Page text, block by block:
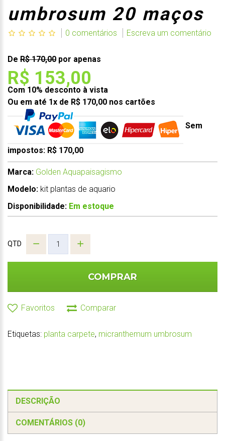
umbrosum 20 maços
0 comentários Escreva um comentário
De R$ 170,00 por apenas
R$ 153,00
Com 10% desconto à vista
Ou em até 1x de R$ 170,00 nos cartões
Sem
impostos: R$ 170,00
Marca: Golden Aquapaisagismo
Modelo: kit plantas de aquario
Disponibilidade: Em estoque
QTD
COMPRAR
Favoritos Comparar
Etiquetas: planta carpete, micranthemum umbrosum
DESCRIÇÃO
COMENTÁRIOS (0)